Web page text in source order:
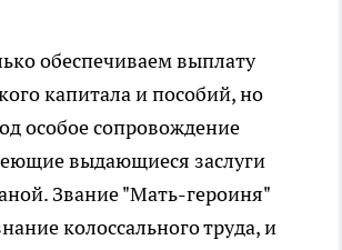
обеспечиваем выплату
капитала и пособий, но
особое сопровождение
выдающиеся заслуги
Звание "Мать-героиня"
колоссального труда, и